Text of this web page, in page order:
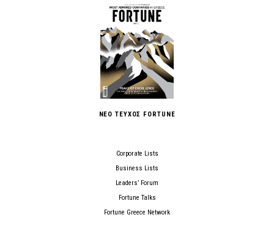
ΝΕΟ ΤΕΥΧΟΣ FORTUNE
Corporate Lists
Business Lists
Leaders’ Forum
Fortune Talks
Fortune Greece Network